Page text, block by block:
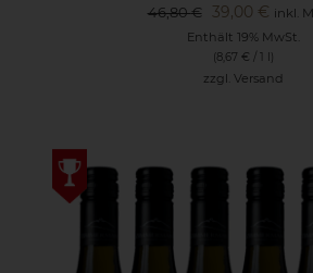
46,80€
Preis
war:
39,00 €
Preis
ist:
inkl.
Enthält 19% MwSt.
(8,67 € / 1 l)
zzgl. Versand